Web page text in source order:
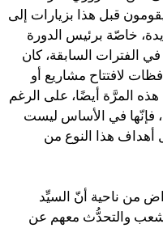
قبل هذا بزيارات إلى
خاصّة برئيس الدورة
في الفترات السابقة، كان
لافتتاح مشاريع أو
المرَّة أيضًا، على الرغم
فإنّها في الأساس ليست
هذا النوع من
من ناحية أنّ السيِّد
والتحدُّث معهم عن